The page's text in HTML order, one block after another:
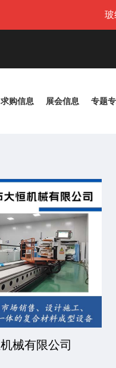
玻
求购信息 展会信息 专题
北京中远恒达涂